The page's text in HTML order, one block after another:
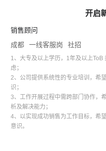
开启
销售顾问
成都
一线客服岗 社招
1、大专及以上学历，1年及以上
虑；
2、公司提供系统性的专业培训，希
识；
3、工作开展过程中需跨部门协作，
析及解决能力；
4、以实现成功销售为工作目标，希
意识。